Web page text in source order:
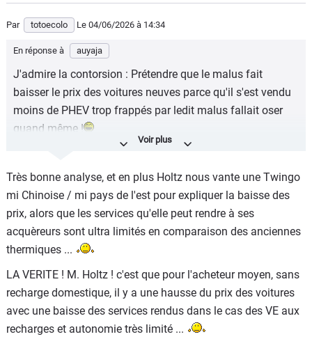
Par totoecolo Le 04/06/2026 à 14:34
En réponse à auyaja
J'admire la contorsion : Prétendre que le malus fait
baisser le prix des voitures neuves parce qu'il s'est vendu
moins de PHEV trop frappés par ledit malus fallait oser
quand même !
baissé finalement.
Très bonne analyse, et en plus Holtz nous vante une Twingo
mi Chinoise / mi pays de l'est pour expliquer la baisse des
prix, alors que les services qu'elle peut rendre à ses
acquèreurs sont ultra limités en comparaison des anciennes
thermiques ...
LA VERITE ! M. Holtz ! c'est que pour l'acheteur moyen, sans
recharge domestique, il y a une hausse du prix des voitures
avec une baisse des services rendus dans le cas des VE aux
recharges et autonomie très limité ...